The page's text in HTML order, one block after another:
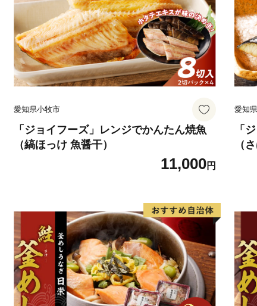
愛知県小牧市
「ジョイフーズ」レンジでかんたん焼魚
（縞ほっけ 魚醤干）
11,000円
愛知
「
（